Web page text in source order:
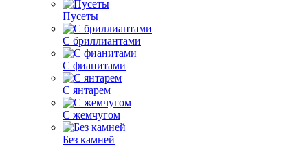
Пусеты
С бриллиантами
С фианитами
С янтарем
С жемчугом
Без камней